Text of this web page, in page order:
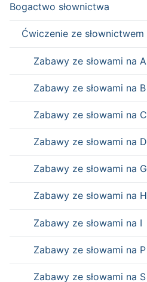
Bogactwo słownictwa
Ćwiczenie ze słownictwem
Zabawy ze słowami na A
Zabawy ze słowami na B
Zabawy ze słowami na C
Zabawy ze słowami na D
Zabawy ze słowami na G
Zabawy ze słowami na H
Zabawy ze słowami na I
Zabawy ze słowami na P
Zabawy ze słowami na S